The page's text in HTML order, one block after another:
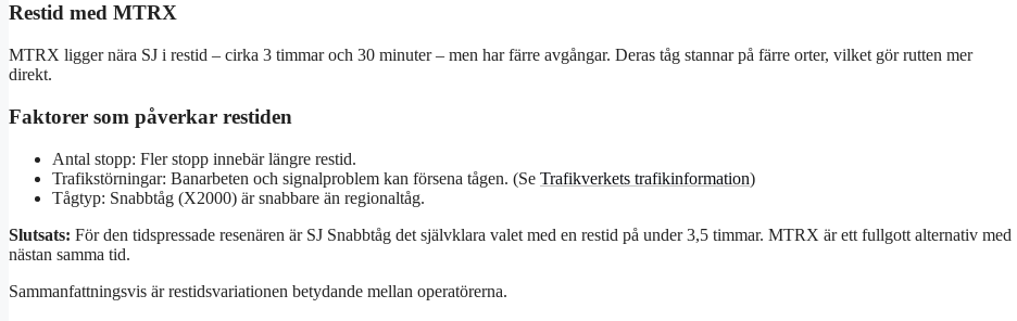
Restid med MTRX
MTRX ligger nära SJ i restid – cirka 3 timmar och 30 minuter – men har färre avgångar. Deras tåg stannar på färre orter, vilket gör rutten mer
direkt.
Faktorer som påverkar restiden
Antal stopp: Fler stopp innebär längre restid.
Trafikstörningar: Banarbeten och signalproblem kan försena tågen. (Se Trafikverkets trafikinformation)
Tågtyp: Snabbtåg (X2000) är snabbare än regionaltåg.
Slutsats: För den tidspressade resenären är SJ Snabbtåg det självklara valet med en restid på under 3,5 timmar. MTRX är ett fullgott alternativ med
nästan samma tid.
Sammanfattningsvis är restidsvariationen betydande mellan operatörerna.